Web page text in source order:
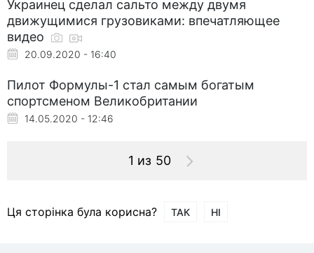
Украинец сделал сальто между двумя
движущимися грузовиками: впечатляющее
видео
20.09.2020 - 16:40
Пилот Формулы-1 стал самым богатым
спортсменом Великобритании
14.05.2020 - 12:46
1 из 50
Ця сторінка була корисна? ТАК НІ